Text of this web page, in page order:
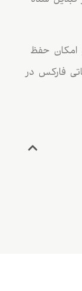
امکان حفظ
فارکس در